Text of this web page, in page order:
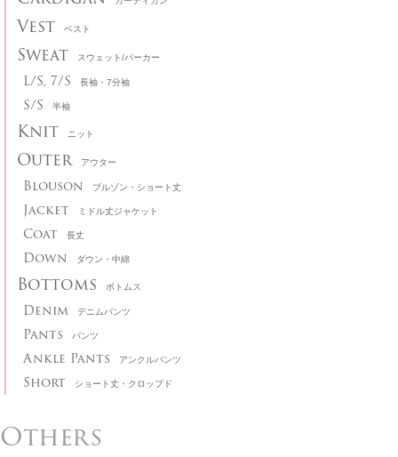
Vest ベスト
Sweat スウェット/パーカー
L/S, 7/S 長袖・7分袖
S/S 半袖
Knit ニット
Outer アウター
Blouson ブルゾン・ショート丈
Jacket ミドル丈ジャケット
Coat 長丈
Down ダウン・中綿
Bottoms ボトムス
Denim デニムパンツ
Pants パンツ
Ankle Pants アンクルパンツ
Short ショート丈・クロップド
Others